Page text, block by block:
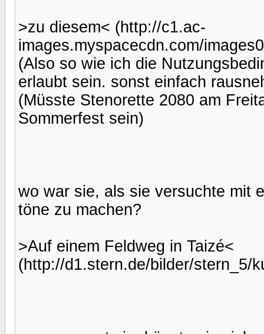
>zu diesem< (http://c1.ac-
images.myspacecdn.com/
(Also so wie ich die
erlaubt sein. sonst einfach
(Müsste Stenorette 2080 am
Sommerfest sein)
wo war sie, als sie versuchte mit
töne zu machen?
>Auf einem Feldweg in Taizé<
(http://d1.stern.de/bilder/stern_5/